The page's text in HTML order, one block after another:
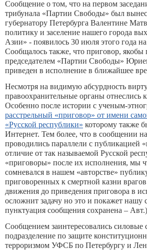
Сообщение о том, что на первом
трибунала «Партии Свободы» был
губернатору Петербурга Валентине
политику и заселение нашего города
Азии» - появилось 30 июля этого года
Сообщалось также, что приговор,
председателем «Партии Свободы»
приведен в исполнение в ближайшее
Несмотря на видимую абсурдность
правоохранительные органы отнеслись
Особенно после истории с ученым-
расстрельный «приговор» от имени
«Русской республики» которому также
Интернет. Тем более, что в сообщении
проводились параллели с публикацией
отличие от так называемой Русской
«приговоры» после их исполнения, мы
сомневался в нашем «авторстве»
приговоренных к смертной казни
движения до приведения приговора в
осложнит задачу но это и покажет нашу
пунктуация сообщения сохранена –
Сообщением заинтересовались силовые
подразделение по защите
терроризмом УФСБ по Петербургу и